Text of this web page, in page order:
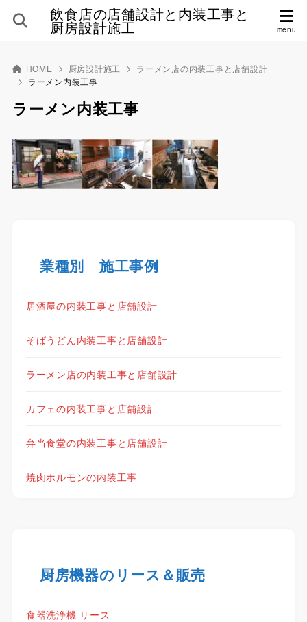
飲食店の店舗設計と内装工事と
厨房設計施工
HOME 厨房設計施工
ラーメン店の内装工事と店舗設計
ラーメン内装工事
ラーメン内装工事
業種別 施工事例
居酒屋の内装工事と店舗設計
そばうどん内装工事と店舗設計
ラーメン店の内装工事と店舗設計
カフェの内装工事と店舗設計
弁当食堂の内装工事と店舗設計
焼肉ホルモンの内装工事
厨房機器のリース＆販売
食器洗浄機 リース